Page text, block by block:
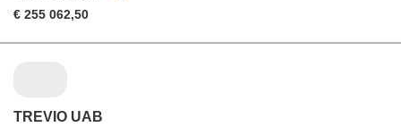
€ 255 062,50
TREVIO UAB